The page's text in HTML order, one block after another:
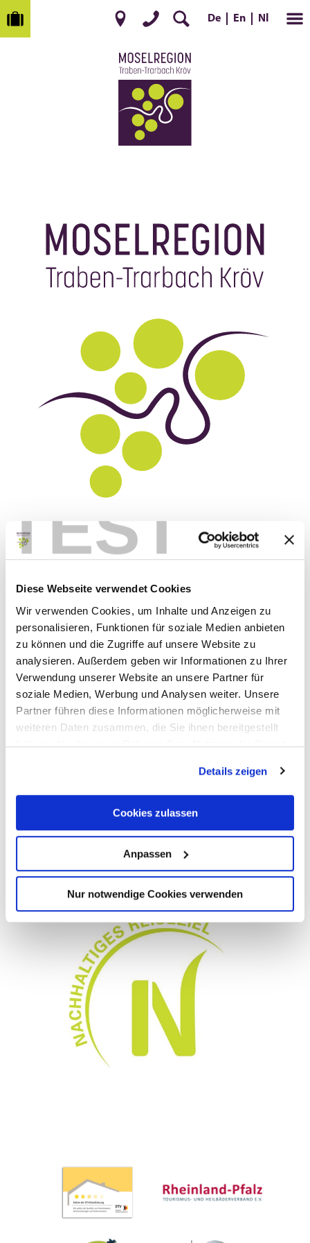
TEST
Diese Webseite verwendet Cookies
Wir verwenden Cookies, um Inhalte und Anzeigen zu
personalisieren, Funktionen für soziale Medien anbieten
zu können und die Zugriffe auf unsere Website zu
analysieren. Außerdem geben wir Informationen zu Ihrer
Verwendung unserer Website an unsere Partner für
soziale Medien, Werbung und Analysen weiter. Unsere
Partner führen diese Informationen möglicherweise mit
weiteren Daten zusammen, die Sie ihnen bereitgestellt
haben oder die sie im Rahmen Ihrer Nutzung der Dienste
Details zeigen
Cookies zulassen
Anpassen
Nur notwendige Cookies verwenden
De En Nl
Moselregion Traben-Trarbach Kröv
Bahnstraße 22
56841 Traben-Trarbach
Tel.: +49 (0) 6541-8184572
info@moselregion.com
www.moselregion.com
FacebookYoutube Instagram
Contact
Terms and conditions
Data protection
Imprint